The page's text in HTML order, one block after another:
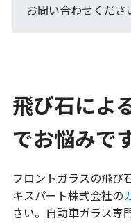
お問い合わせくださ
飛び石によ
でお悩みで
フロントガラスの飛び
キスパート株式会社の
さい。自動車ガラス専